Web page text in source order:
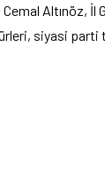
Altınöz, İl
siyasi parti